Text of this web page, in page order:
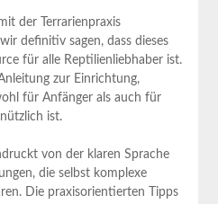
‍der ⁣Terrarienpraxis
definitiv sagen, dass dieses
für alle Reptilienliebhaber ist.
zur Einrichtung,
für Anfänger als auch für
​ist.
von der klaren Sprache
die selbst⁣ komplexe
Die praxisorientierten Tipps‌